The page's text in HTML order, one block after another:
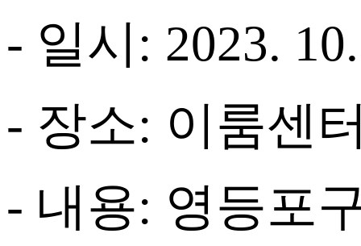
- 일시 : 2023.
- 장소: 이룸센
- 내용: 영등포